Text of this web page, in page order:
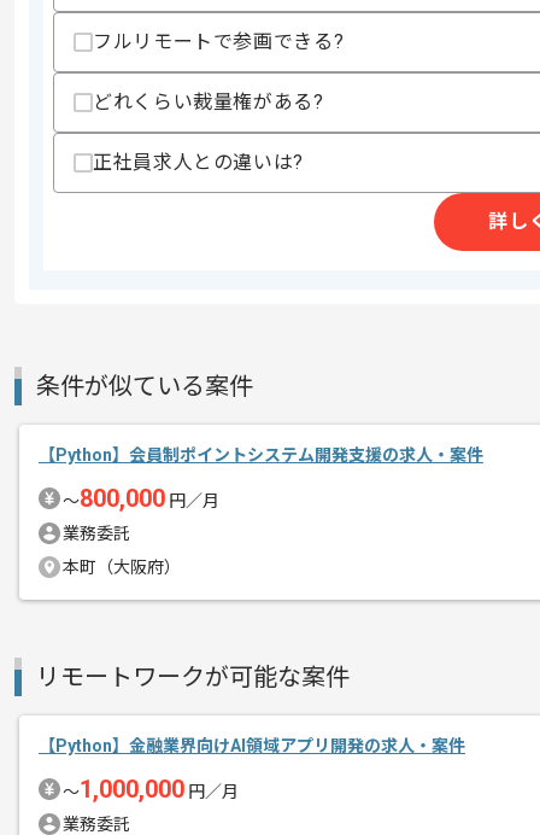
・ネットワーク監視システムに関する開
・AppleTVやAndroid端末などのSTB(セ
スキルに不安がある方へ
上記に似た経験やスキルをお持ちであれば申
エージェントからのコ
メント
今回はリアルタイム映像伝送システム
フルリモートで参画できる?
どれくらい裁量権がある?
正社員求人との違いは?
詳し
条件が似ている案件
【Python】会員制ポイントシステム開発支援の求人・案件
〜800,000 円／月
業務委託
本町（大阪府）
リモートワークが可能な案件
【Python】金融業界向けAI領域アプリ開発の求人・案件
〜1,000,000 円／月
業務委託